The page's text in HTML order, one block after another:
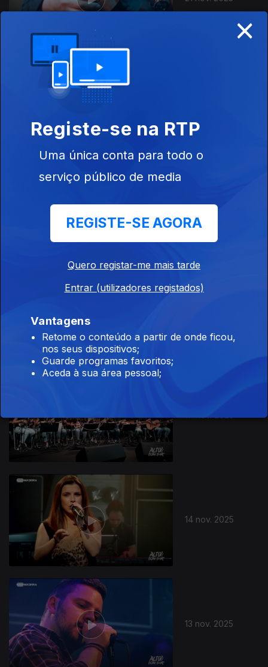
19 nov. 2025
14 nov. 2025
13 nov. 2025
×
Registe-se na RTP
Uma única conta para todo o
serviço público de media
REGISTE-SE AGORA
Quero registar-me mais tarde
Entrar (utilizadores registados)
Vantagens
Retome o conteúdo a partir de onde ficou,
nos seus dispositivos;
Guarde programas favoritos;
Aceda à sua área pessoal;